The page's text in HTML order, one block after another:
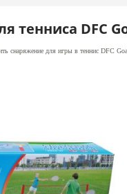
тенниса DFC
снаряжение для игры в теннис DFC